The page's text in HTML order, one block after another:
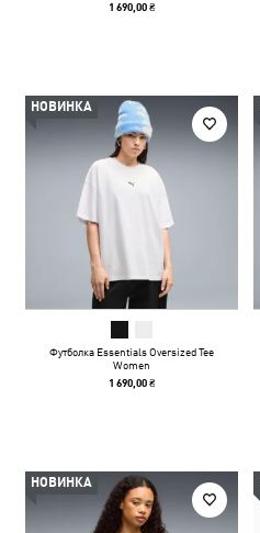
1 690,00 ₴
НОВИНКА
Футболка Essentials Oversized Tee
Women
1 690,00 ₴
НОВИНКА